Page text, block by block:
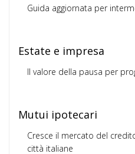
Guida aggiornata per
Estate e impresa
Il valore della pausa per
Mutui ipotecari
Cresce il mercato del
città italiane